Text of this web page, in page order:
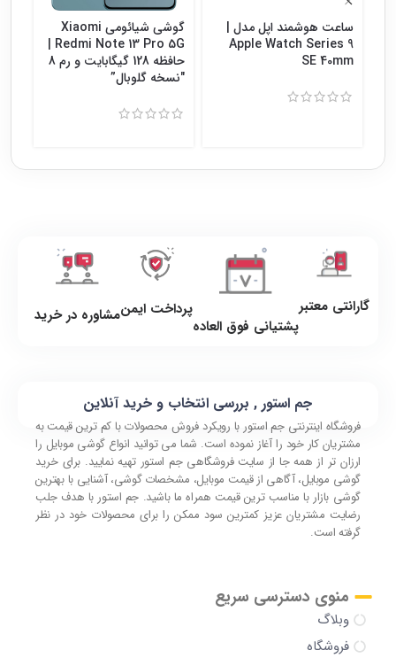
ساعت هوشمند اپل مدل |
Apple Watch Series 9
SE 40mm
گوشی شیائومی Xiaomi
Redmi Note 13 Pro 5G |
حافظه 128 گیگابایت و رم 8
″نسخه گلوبال”
گارانتی معتبر
پشتیانی فوق العاده
پرداخت ایمنمشاوره در خرید
جم استور , بررسی انتخاب و خرید آنلاین
فروشگاه اینترنتی جم استور با رویکرد فروش محصولات با کم ترین قیمت به
مشتریان کار خود را آغاز نموده است. شما می توانید انواع گوشی موبایل را
ارزان تر از همه جا از سایت فروشگاهی جم استور تهیه نمایید. برای خرید
گوشی موبایل، آگاهی از قیمت موبایل، مشخصات گوشی، آشنایی با بهترین
گوشی بازار با مناسب ترین قیمت همراه ما باشید. جم استور با هدف جلب
رضایت مشتریان عزیز کمترین سود ممکن را برای محصولات خود در نظر
گرفته است.
منوی دسترسی سریع
وبلاگ
فروشگاه